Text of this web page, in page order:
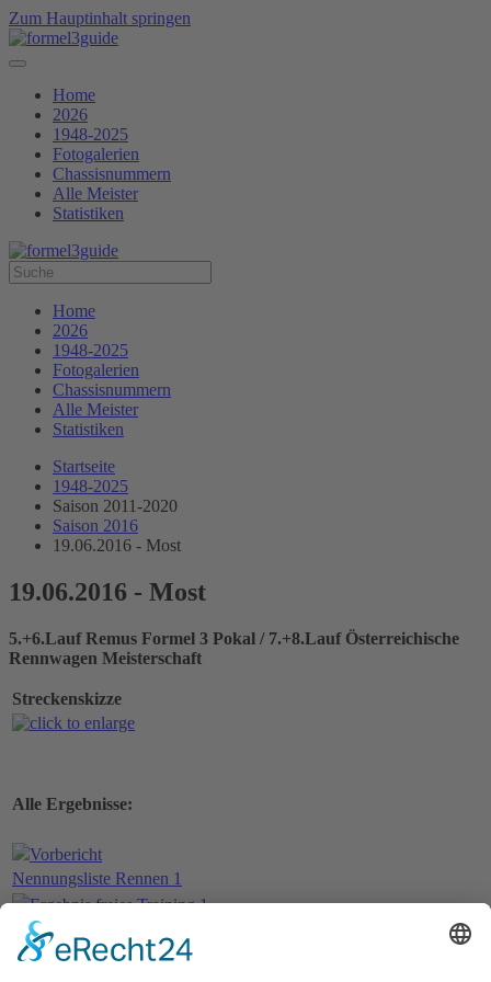
Zum Hauptinhalt springen
Home
2026
1948-2025
Fotogalerien
Chassisnummern
Alle Meister
Statistiken
Home
2026
1948-2025
Fotogalerien
Chassisnummern
Alle Meister
Statistiken
Startseite
1948-2025
Saison 2011-2020
Saison 2016
19.06.2016 - Most
19.06.2016 - Most
5.+6.Lauf Remus Formel 3 Pokal / 7.+8.Lauf Österreichische
Rennwagen Meisterschaft
Streckenskizze
Alle Ergebnisse:
Vorbericht
Nennungsliste Rennen 1
Ergebnis freies Training 1
Ergebnis freies Training 2
Ergebnis Zeittraining 1